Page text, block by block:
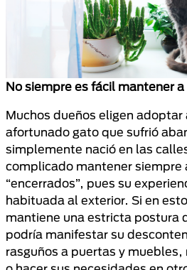
No siempre es fácil mantener
Muchos dueños eligen adoptar
afortunado gato que sufrió
simplemente nació en las
complicado mantener siempre
“encerrados”, pues su
habituada al exterior. Si en
mantiene una estricta postura
podría manifestar su
rasguños a puertas y